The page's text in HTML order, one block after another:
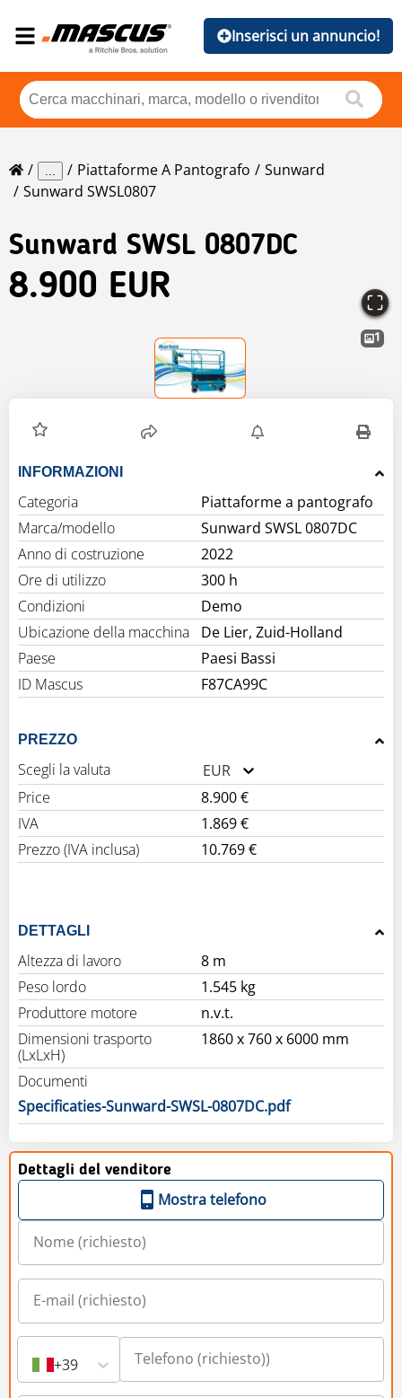
Inserisci un annuncio!
... Piattaforme A Pantografo
Sunward
Sunward SWSL0807
Sunward SWSL 0807DC
8.900 EUR
1
INFORMAZIONI
Categoria
Piattaforme a pantografo
Marca/modello
Sunward SWSL 0807DC
Anno di costruzione
2022
Ore di utilizzo
300 h
Condizioni
Demo
Ubicazione della macchina
De Lier, Zuid-Holland
Paese
Paesi Bassi
ID Mascus
F87CA99C
PREZZO
Scegli la valuta
EUR
Price
8.900 €
IVA
1.869 €
Prezzo (IVA inclusa)
10.769 €
DETTAGLI
Altezza di lavoro
8 m
Peso lordo
1.545 kg
Produttore motore
n.v.t.
Dimensioni trasporto
(LxLxH)
1860 x 760 x 6000 mm
Documenti
Specificaties-Sunward-SWSL-0807DC.pdf
Dettagli del venditore
Mostra telefono
+39